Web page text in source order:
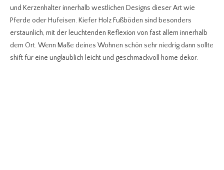
und Kerzenhalter innerhalb westlichen Designs dieser Art wie
Pferde oder Hufeisen. Kiefer Holz Fußböden sind besonders
erstaunlich, mit der leuchtenden Reflexion von fast allem innerhalb
dem Ort. Wenn Maße deines Wohnen schön sehr niedrig dann sollte
shift für eine unglaublich leicht und geschmackvoll home dekor.